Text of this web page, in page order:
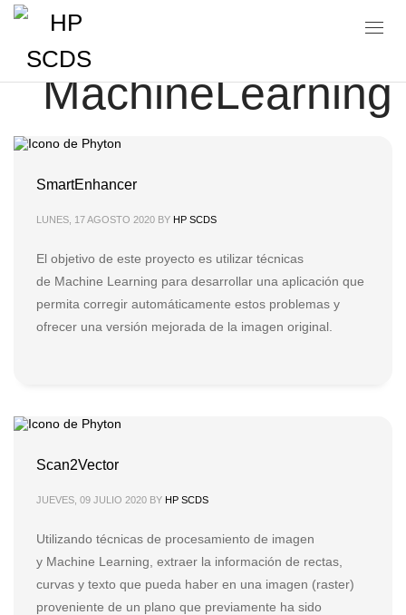
Portfolio tags:
MachineLearning
SmartEnhancer
LUNES, 17 AGOSTO 2020 BY HP SCDS
El objetivo de este proyecto es utilizar técnicas
de Machine Learning para desarrollar una aplicación que
permita corregir automáticamente estos problemas y
ofrecer una versión mejorada de la imagen original.
Scan2Vector
JUEVES, 09 JULIO 2020 BY HP SCDS
Utilizando técnicas de procesamiento de imagen
y Machine Learning, extraer la información de rectas,
curvas y texto que pueda haber en una imagen (raster)
proveniente de un plano que previamente ha sido